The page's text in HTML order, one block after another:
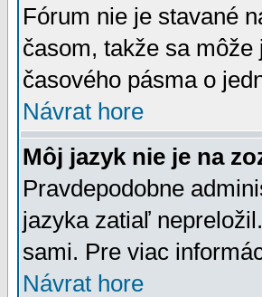
Fórum nie je stavané
časom, takže sa
časového pásma o
Návrat hore
Môj jazyk nie je na
Pravdepodobne
jazyka zatiaľ
sami. Pre viac
Návrat hore